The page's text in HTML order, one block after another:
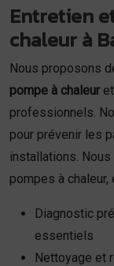
Entretien
chaleur à
Nous proposons
pompe à chaleuret
professionnels.
pour prévenir les
installations.
pompes à
Diagnostic
essentiels
Nettoyage et